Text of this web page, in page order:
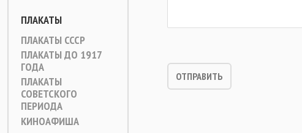
ПЛАКАТЫ
ПЛАКАТЫ СССР
ПЛАКАТЫ ДО 1917
ГОДА
ПЛАКАТЫ
СОВЕТСКОГО
ПЕРИОДА
КИНОАФИША